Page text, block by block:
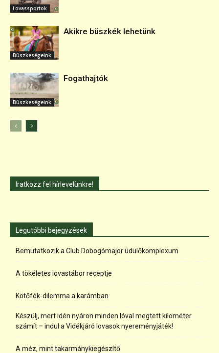
Lovassportok
Büszkeségeink
Akikre büszkék lehetünk
Büszkeségeink
Fogathajtók
Iratkozz fel hírlevelünkre!
Legutóbbi bejegyzések
Bemutatkozik a Club Dobogómajor üdülőkomplexum
A tökéletes lovastábor receptje
Kötőfék-dilemma a karámban
Készülj, mert idén nyáron minden lóval megtett kilométer
számít – indul a Vidékjáró lovasok nyereményjáték!
A méz, mint takarmánykiegészítő